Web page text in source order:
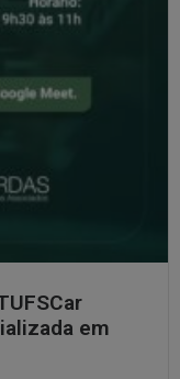
em